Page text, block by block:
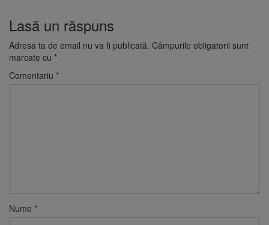
Lasă un răspuns
Adresa ta de email nu va fi publicată. Câmpurile obligatorii sunt
marcate cu *
Comentariu *
Nume *